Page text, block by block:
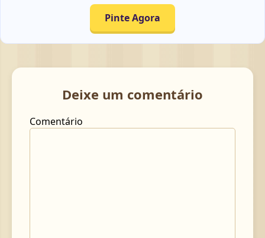
Pinte Agora
Deixe um comentário
Comentário